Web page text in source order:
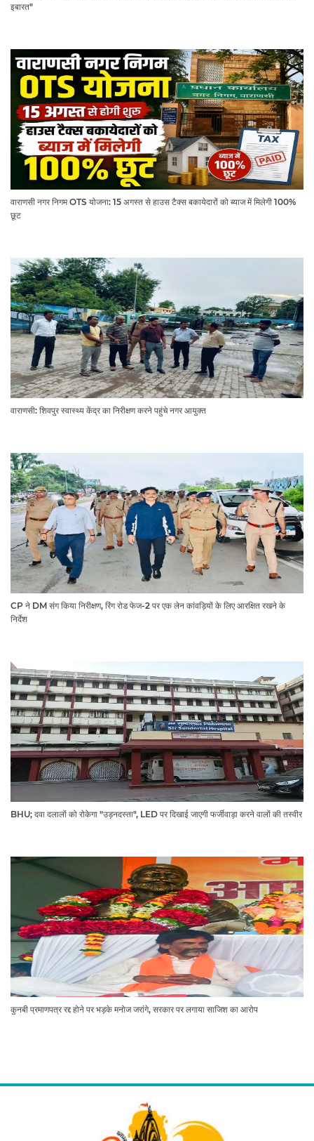
इबारत"
वाराणसी नगर निगम OTS योजना: 15 अगस्त से हाउस टैक्स बकायेदारों को ब्याज में मिलेगी 100%
छूट
वाराणसी: शिवपुर स्वास्थ्य केंद्र का निरीक्षण करने पहुंचे नगर आयुक्त
CP ने DM संग किया निरीक्षण, रिंग रोड फेज-2 पर एक लेन कांवड़ियों के लिए आरक्षित रखने के
निर्देश
BHU; दवा दलालों को रोकेगा "उड़नदस्ता", LED पर दिखाई जाएगी फर्जीवाड़ा करने वालों की तस्वीर
कुनबी प्रमाणपत्र रद्द होने पर भड़के मनोज जरांगे, सरकार पर लगाया साजिश का आरोप